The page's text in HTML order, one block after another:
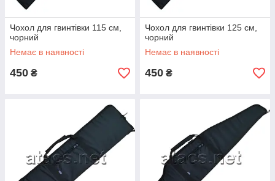
Чохол для гвинтівки 115 см,
чорний
Немає в наявності
450 ₴
Чохол для гвинтівки 125 см,
чорний
Немає в наявності
450 ₴